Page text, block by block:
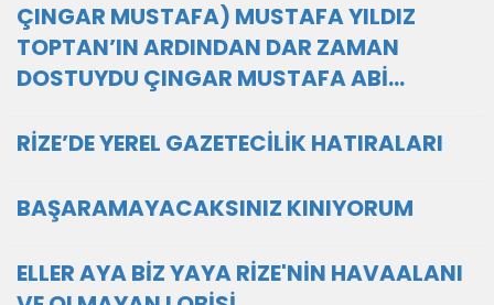
ÇINGAR MUSTAFA) MUSTAFA YILDIZ
TOPTAN’IN ARDINDAN DAR ZAMAN
DOSTUYDU ÇINGAR MUSTAFA ABİ…
RİZE’DE YEREL GAZETECİLİK HATIRALARI
BAŞARAMAYACAKSINIZ KINIYORUM
ELLER AYA BİZ YAYA RİZE'NİN HAVAALANI